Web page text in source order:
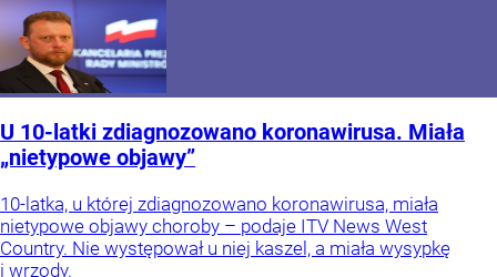
U 10-latki zdiagnozowano koronawirusa. Miała
„nietypowe objawy”
10-latka, u której zdiagnozowano koronawirusa, miała
nietypowe objawy choroby – podaje ITV News West
Country. Nie występował u niej kaszel, a miała wysypkę
i wrzody.